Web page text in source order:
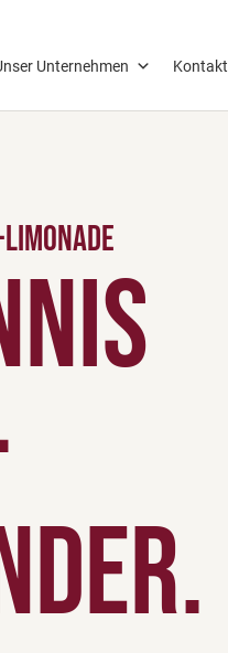
Unternehmen Kontakt